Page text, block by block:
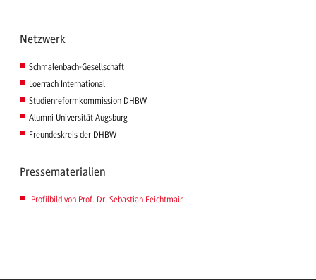
Netzwerk
Schmalenbach-Gesellschaft
Loerrach International
Studienreformkommission DHBW
Alumni Universität Augsburg
Freundeskreis der DHBW
Pressematerialien
Profilbild von Prof. Dr. Sebastian Feichtmair